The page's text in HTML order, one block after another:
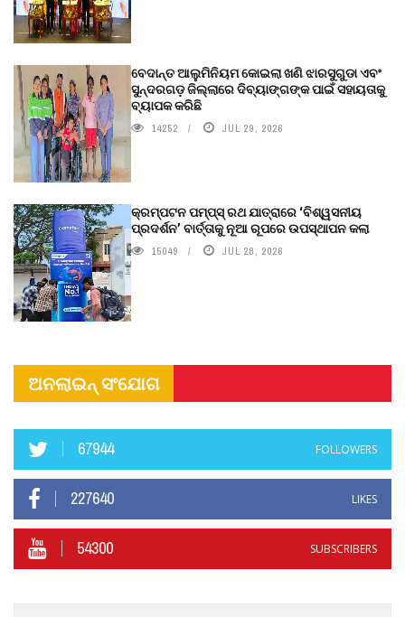
ବେଦାନ୍ତ ଆଲୁମିନିୟମ କୋଇଲା ଖଣି ଝାରସୁଗୁଡା ଏବଂ
ସୁନ୍ଦରଗଡ଼ ଜିଲ୍ଲାରେ ଦିବ୍ୟାଙ୍ଗଙ୍କ ପାଇଁ ସହାୟତାକୁ
ବ୍ୟାପକ କରିଛି
14252 JUL 29, 2026
କ୍ରମ୍ପଟନ ପମ୍ପ୍‌ସ୍‌ ରଥ ଯାତ୍ରାରେ ‘ବିଶ୍ୱସନୀୟ
ପ୍ରଦର୍ଶନ’ ବାର୍ତ୍ତାକୁ ନୂଆ ରୂପରେ ଉପସ୍ଥାପନ କଲା
15049 JUL 28, 2026
ଅନଲାଇନ୍ ସଂଯୋଗ
67944 FOLLOWERS
227640 LIKES
54300 SUBSCRIBERS